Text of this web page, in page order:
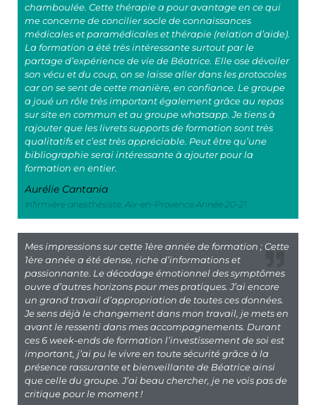
chamboulée. Cette thérapie a pour avantage en ce qui
me concerne de concilier socle de connaissances
médicales et paramédicales et thérapie (relation d’aide).
La formation a été très intéressante surtout par le
partage d’expérience de vie de Béatrice. Elle ose dévoiler
son vécu et du coup, on se laisse aller dans les protocoles
car on se sent de cette manière, en confiance. Le groupe
a joué un rôle très important également grâce au repas
sur site en commun et au groupe whatsapp. Je tiens à
rajouter que les livrets supports de formation sont très
qualitatifs et c’est très appréciable. Peut être qu’une
bibliographie serai intéressante à ajouter pour la
formation en entier.
Aurélie Cantania
Infirmière anesthésiste, Aix-en-Provence Année 20-21
Mes impressions sur cette 1ère année de formation ; Cette
1ère année a été dense, riche d’informations et
passionnante. Le décodage émotionnel des symptômes
ouvre d’autres horizons pour mes pratiques. J’ai encore
un grand travail d’appropriation de toutes ces données.
Je sens déjà le changement dans mon travail, je mets en
avant le ressenti dans mes accompagnements. Durant
ces 6 week-ends de formation l’investissement de soi est
important, j’ai pu le vivre en toute sécurité grâce à la
présence rassurante et bienveillante de Béatrice ainsi
que celle du groupe. J’ai beau chercher, je ne vois pas de
critique pour le moment !